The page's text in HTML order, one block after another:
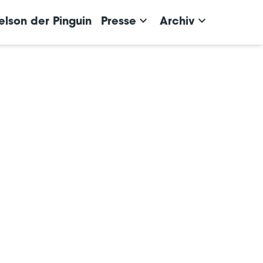
der Pinguin Presse keyboard_arrow_down Archiv keyboard_arrow_down